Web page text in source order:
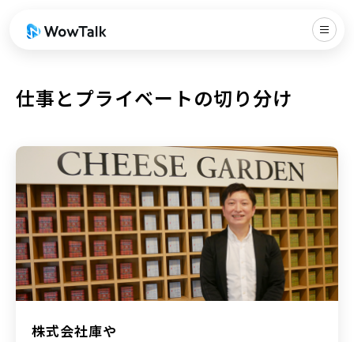
仕事とプライベートの切り分け
株式会社庫や